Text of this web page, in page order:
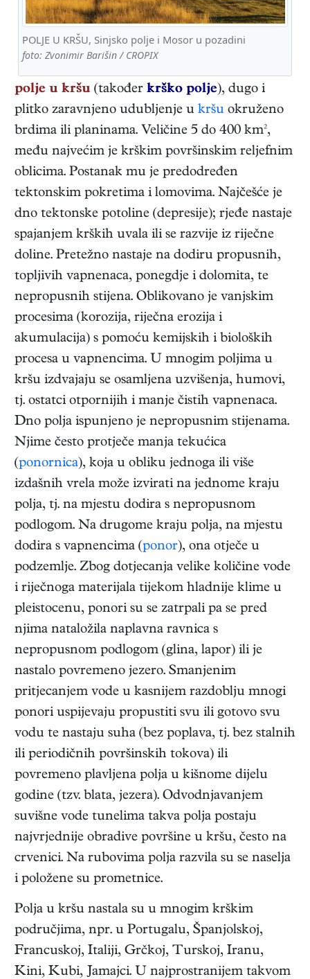
POLJE U KRŠU, Sinjsko polje i Mosor u pozadini
foto: Zvonimir Barišin / CROPIX
polje u kršu (također krško polje), dugo i
plitko zaravnjeno udubljenje u kršu okruženo
brdima ili planinama. Veličine 5 do 400 km²,
među najvećim je krškim površinskim reljefnim
oblicima. Postanak mu je predodređen
tektonskim pokretima i lomovima. Najčešće je
dno tektonske potoline (depresije); rjeđe nastaje
spajanjem krških uvala ili se razvije iz riječne
doline. Pretežno nastaje na dodiru propusnih,
topljivih vapnenaca, ponegdje i dolomita, te
nepropusnih stijena. Oblikovano je vanjskim
procesima (korozija, riječna erozija i
akumulacija) s pomoću kemijskih i bioloških
procesa u vapnencima. U mnogim poljima u
kršu izdvajaju se osamljena uzvišenja, humovi,
tj. ostatci otpornijih i manje čistih vapnenaca.
Dno polja ispunjeno je nepropusnim stijenama.
Njime često protječe manja tekućica
(ponornica), koja u obliku jednoga ili više
izdašnih vrela može izvirati na jednome kraju
polja, tj. na mjestu dodira s nepropusnom
podlogom. Na drugome kraju polja, na mjestu
dodira s vapnencima (ponor), ona otječe u
podzemlje. Zbog dotjecanja velike količine vode
i riječnoga materijala tijekom hladnije klime u
pleistocenu, ponori su se zatrpali pa se pred
njima nataložila naplavna ravnica s
nepropusnom podlogom (glina, lapor) ili je
nastalo povremeno jezero. Smanjenim
pritjecanjem vode u kasnijem razdoblju mnogi
ponori uspijevaju propustiti svu ili gotovo svu
vodu te nastaju suha (bez poplava, tj. bez stalnih
ili periodičnih površinskih tokova) ili
povremeno plavljena polja u kišnome dijelu
godine (tzv. blata, jezera). Odvodnjavanjem
suvišne vode tunelima takva polja postaju
najvrjednije obradive površine u kršu, često na
crvenici. Na rubovima polja razvila su se naselja
i položene su prometnice.
Polja u kršu nastala su u mnogim krškim
područjima, npr. u Portugalu, Španjolskoj,
Francuskoj, Italiji, Grčkoj, Turskoj, Iranu,
Kini, Kubi, Jamajci. U najprostranijem takvom